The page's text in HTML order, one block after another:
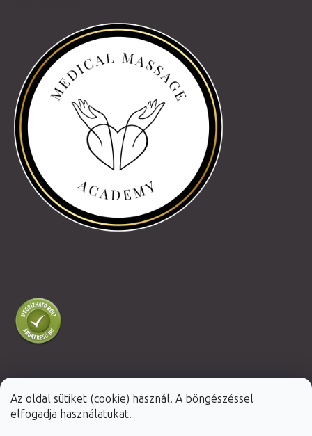
Az oldal sütiket (cookie) használ. A böngészéssel
elfogadja használatukat.
Shoptet Premium készítette